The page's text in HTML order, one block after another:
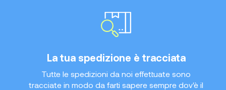
La tua spedizione è tracciata
Tutte le spedizioni da noi effettuate sono
tracciate in modo da farti sapere sempre dov'è il